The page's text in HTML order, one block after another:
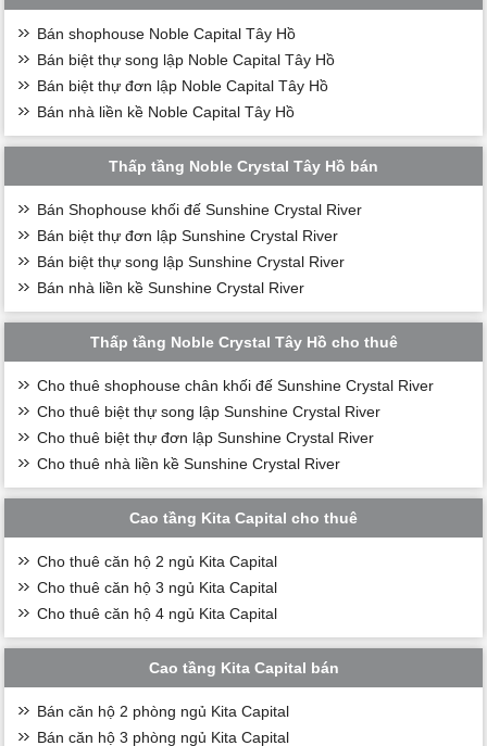
Bán shophouse Noble Capital Tây Hồ
Bán biệt thự song lập Noble Capital Tây Hồ
Bán biệt thự đơn lập Noble Capital Tây Hồ
Bán nhà liền kề Noble Capital Tây Hồ
Thấp tầng Noble Crystal Tây Hồ bán
Bán Shophouse khối đế Sunshine Crystal River
Bán biệt thự đơn lập Sunshine Crystal River
Bán biệt thự song lập Sunshine Crystal River
Bán nhà liền kề Sunshine Crystal River
Thấp tầng Noble Crystal Tây Hồ cho thuê
Cho thuê shophouse chân khối đế Sunshine Crystal River
Cho thuê biệt thự song lập Sunshine Crystal River
Cho thuê biệt thự đơn lập Sunshine Crystal River
Cho thuê nhà liền kề Sunshine Crystal River
Cao tầng Kita Capital cho thuê
Cho thuê căn hộ 2 ngủ Kita Capital
Cho thuê căn hộ 3 ngủ Kita Capital
Cho thuê căn hộ 4 ngủ Kita Capital
Cao tầng Kita Capital bán
Bán căn hộ 2 phòng ngủ Kita Capital
Bán căn hộ 3 phòng ngủ Kita Capital